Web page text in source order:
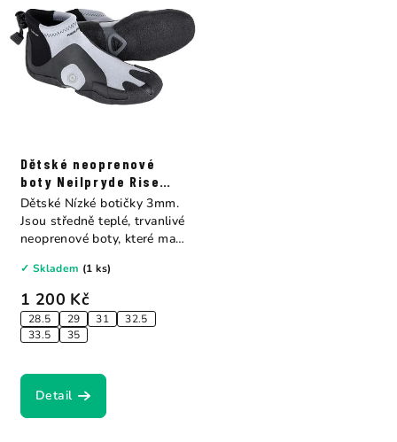
Dětské neoprenové
boty Neilpryde Rise
Junior 3mm
1 200 Kč
28.5 29 31
32.5
33.5
35
✓ Skladem (1 ks)
Detail
Dětské Nízké botičky 3mm.
Jsou středně teplé, trvanlivé
neoprenové boty, které mají